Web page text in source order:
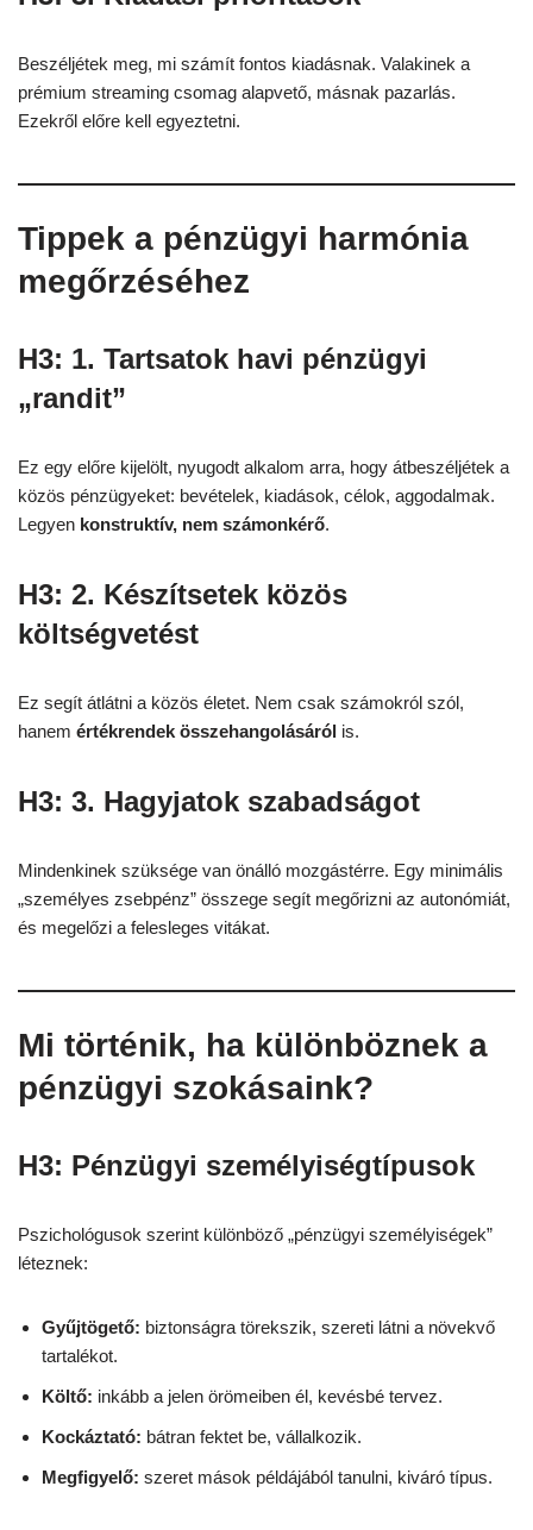
Beszéljétek meg, mi számít fontos kiadásnak. Valakinek a
prémium streaming csomag alapvető, másnak pazarlás.
Ezekről előre kell egyeztetni.
Tippek a pénzügyi harmónia
megőrzéséhez
H3: 1. Tartsatok havi pénzügyi
„randit”
Ez egy előre kijelölt, nyugodt alkalom arra, hogy átbeszéljétek a
közös pénzügyeket: bevételek, kiadások, célok, aggodalmak.
Legyen konstruktív, nem számonkérő.
H3: 2. Készítsetek közös
költségvetést
Ez segít átlátni a közös életet. Nem csak számokról szól,
hanem értékrendek összehangolásáról is.
H3: 3. Hagyjatok szabadságot
Mindenkinek szüksége van önálló mozgástérre. Egy minimális
„személyes zsebpénz” összege segít megőrizni az autonómiát,
és megelőzi a felesleges vitákat.
Mi történik, ha különböznek a
pénzügyi szokásaink?
H3: Pénzügyi személyiségtípusok
Pszichológusok szerint különböző „pénzügyi személyiségek”
léteznek:
Gyűjtögető: biztonságra törekszik, szereti látni a növekvő
tartalékot.
Költő: inkább a jelen örömeiben él, kevésbé tervez.
Kockáztató: bátran fektet be, vállalkozik.
Megfigyelő: szeret mások példájából tanulni, kiváró típus.